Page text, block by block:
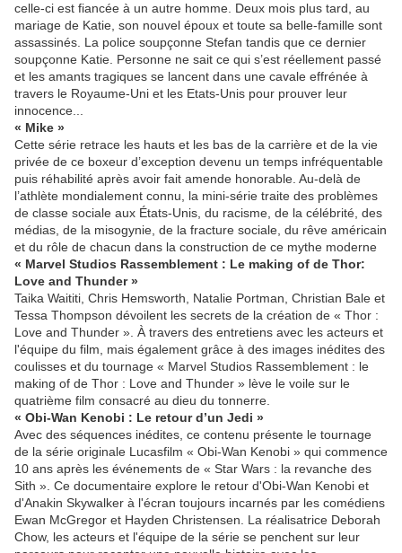
celle-ci est fiancée à un autre homme. Deux mois plus tard, au
mariage de Katie, son nouvel époux et toute sa belle-famille sont
assassinés. La police soupçonne Stefan tandis que ce dernier
soupçonne Katie. Personne ne sait ce qui s’est réellement passé
et les amants tragiques se lancent dans une cavale effrénée à
travers le Royaume-Uni et les Etats-Unis pour prouver leur
innocence...
« Mike »
Cette série retrace les hauts et les bas de la carrière et de la vie
privée de ce boxeur d’exception devenu un temps infréquentable
puis réhabilité après avoir fait amende honorable. Au-delà de
l’athlète mondialement connu, la mini-série traite des problèmes
de classe sociale aux États-Unis, du racisme, de la célébrité, des
médias, de la misogynie, de la fracture sociale, du rêve américain
et du rôle de chacun dans la construction de ce mythe moderne
« Marvel Studios Rassemblement : Le making of de Thor:
Love and Thunder »
Taika Waititi, Chris Hemsworth, Natalie Portman, Christian Bale et
Tessa Thompson dévoilent les secrets de la création de « Thor :
Love and Thunder ». À travers des entretiens avec les acteurs et
l'équipe du film, mais également grâce à des images inédites des
coulisses et du tournage « Marvel Studios Rassemblement : le
making of de Thor : Love and Thunder » lève le voile sur le
quatrième film consacré au dieu du tonnerre.
« Obi-Wan Kenobi : Le retour d’un Jedi »
Avec des séquences inédites, ce contenu présente le tournage
de la série originale Lucasfilm « Obi-Wan Kenobi » qui commence
10 ans après les événements de « Star Wars : la revanche des
Sith ». Ce documentaire explore le retour d'Obi-Wan Kenobi et
d'Anakin Skywalker à l'écran toujours incarnés par les comédiens
Ewan McGregor et Hayden Christensen. La réalisatrice Deborah
Chow, les acteurs et l'équipe de la série se penchent sur leur